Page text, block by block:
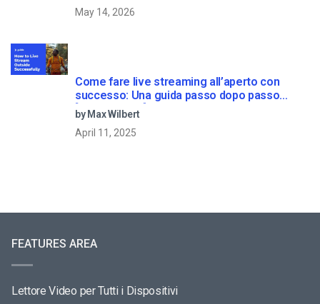
May 14, 2026
Come fare live streaming all’aperto con
successo: Una guida passo dopo passo
[2021 Update]
by Max Wilbert
April 11, 2025
FEATURES AREA
Lettore Video per Tutti i Dispositivi